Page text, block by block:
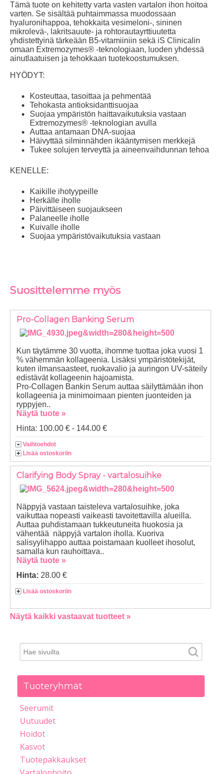
Tämä tuote on kehitetty varta vasten vartalon ihon hoitoa
varten. Se sisältää puhtaimmassa muodossaan
hyaluronihappoa, tehokkaita vesimeloni-, sininen
mikrolevä-, lakritsauute- ja rohtorautayrttiuutetta
yhdistettyinä tärkeään B5-vitamiiniin sekä iS Clinicalin
omaan Extremozymes® -teknologiaan, luoden yhdessä
ainutlaatuisen ja tehokkaan tuotekoostumuksen.
HYÖDYT:
Kosteuttaa, tasoittaa ja pehmentää
Tehokasta antioksidanttisuojaa
Suojaa ympäristön haittavaikutuksia vastaan
Extremozymes® -teknologian avulla
Auttaa antamaan DNA-suojaa
Häivyttää silminnähden ikääntymisen merkkejä
Tukee solujen terveyttä ja aineenvaihdunnan tehoa
KENELLE:
Kaikille ihotyypeille
Herkälle iholle
Päivittäiseen suojaukseen
Palaneelle iholle
Kuivalle iholle
Suojaa ympäristövaikutuksia vastaan
Suosittelemme myös
Pro-Collagen Banking Serum
Kun täytämme 30 vuotta, ihomme tuottaa joka vuosi 1
% vähemmän kollageenia. Lisäksi ympäristötekijät,
kuten ilmansaasteet, ruokavalio ja auringon UV-säteily
edistävät kollageenin hajoamista.
Pro-Collagen Bankin Serum auttaa säilyttämään ihon
kollageenia ja minimoimaan pienten juonteiden ja
ryppyjen..
Näytä tuote »
Hinta: 100.00 € - 144.00 €
Vaihtoehdot
Lisää ostoskoriin
Clarifying Body Spray - vartalosuihke
Näppyjä vastaan taisteleva vartalosuihke, joka
vaikuttaa nopeasti vaikeasti tavoitettavilla alueilla.
Auttaa puhdistamaan tukkeutuneita huokosia ja
vähentää näppyjä vartalon iholla. Kuoriva
salisyylihappo auttaa poistamaan kuolleet ihosolut,
samalla kun rauhoittava..
Näytä tuote »
Hinta: 28.00 €
Lisää ostoskoriin
Näytä kaikki vastaavat tuotteet »
Tuoteryhmät
Seerumit
Uutuudet
Hoidot
Kasvot
Tuotepakkaukset